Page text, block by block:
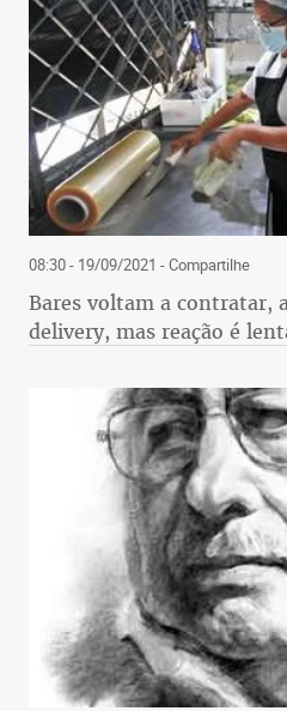
08:30 - 19/09/2021 - Compartilhe
Bares voltam a contratar,
delivery, mas reação é